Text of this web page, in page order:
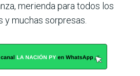
merienda para todos los
y muchas sorpresas.